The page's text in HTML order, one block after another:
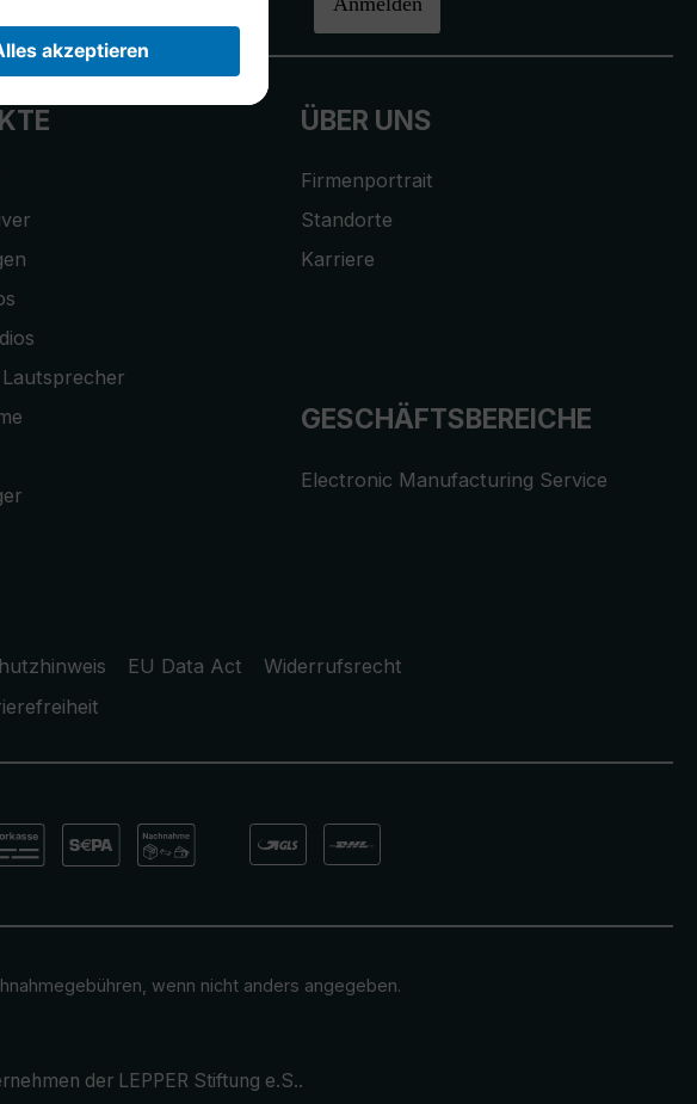
ÜBER UNS
Firmenportrait
Standorte
Karriere
GESCHÄFTSBEREICHE
Electronic Manufacturing Service
EU Data Act
Widerrufsrecht
wenn nicht anders angegeben.
der LEPPER Stiftung e.S..